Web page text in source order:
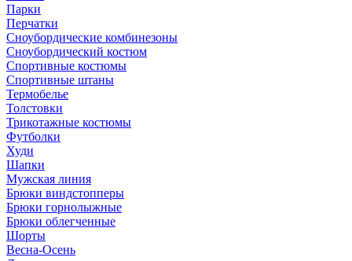
Парки
Перчатки
Сноубордические комбинезоны
Сноубордический костюм
Спортивные костюмы
Спортивные штаны
Термобелье
Толстовки
Трикотажные костюмы
Футболки
Худи
Шапки
Мужская линия
Брюки виндстопперы
Брюки горнолыжные
Брюки облегченные
Шорты
Весна-Осень